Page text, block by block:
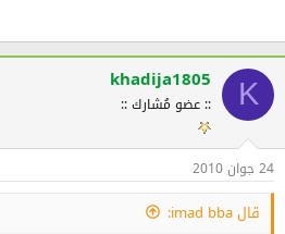
K
khadija1805
:: عضو مُشارك ::
24 جوان 2010
قال imad bba: